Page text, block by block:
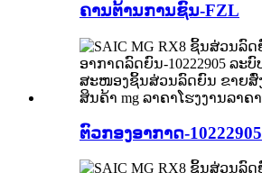
ຄານຕ້ານການຊົນ-FZL
ຕົວກອງອາກາດ-10222905